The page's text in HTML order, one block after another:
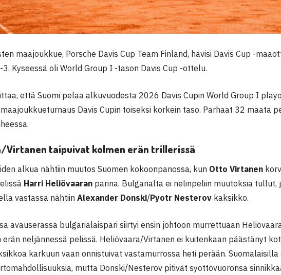
maajoukkue, Porsche Davis Cup Team Finland, hävisi Davis Cup -
Kyseessä oli World Group I -tason Davis Cup -ottelu.
että Suomi pelaa alkuvuodesta 2026 Davis Cupin World Group I
Davis Cupin toiseksi korkein taso. Parhaat 32 maata
Virtanen taipuivat kolmen erän trillerissä
alkua nähtiin muutos Suomen kokoonpanossa, kun Otto Virtanen
Harri Heliövaaran parina. Bulgarialta ei nelinpeliin muutoksia tullut,
vastassa nähtiin Alexander Donski/Pyotr Nesterov kaksikko.
avauserässä bulgarialaispari siirtyi ensin johtoon murrettuaan
erän neljännessä pelissä. Heliövaara/Virtanen ei kuitenkaan päästänyt
karkuun vaan onnistuivat vastamurrossa heti perään. Suomalaisilla
mutta Donski/Nesterov pitivät syöttövuoronsa